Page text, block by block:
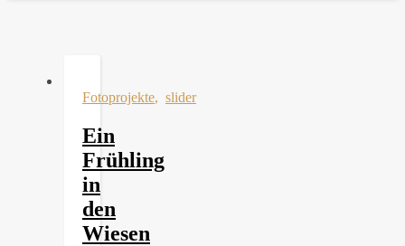
Fotoprojekte, slider
Ein
Frühling
in
den
Wiesen